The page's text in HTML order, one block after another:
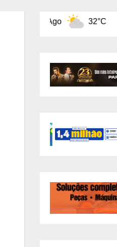
32°C